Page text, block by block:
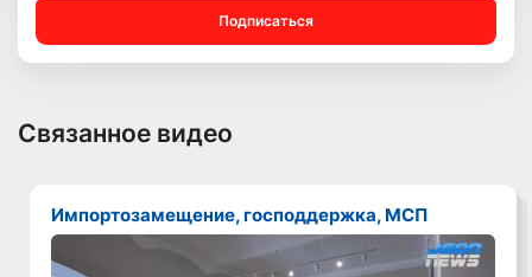
Подписаться
Связанное видео
Импортозамещение, господдержка, МСП